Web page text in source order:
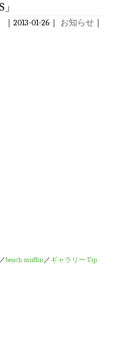
｜2013-01-26｜ お知らせ
／beach muffin／ギャラリー Tip